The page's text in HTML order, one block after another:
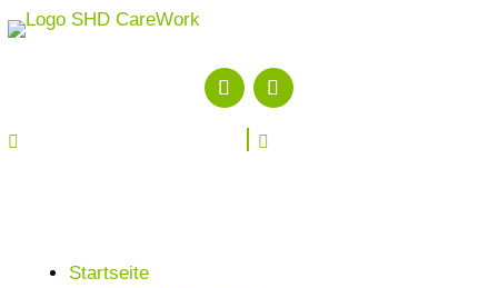
 
Startseite